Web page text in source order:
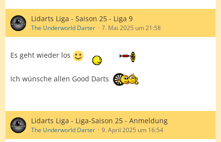
Lidarts Liga - Saison 25 - Liga 9
The Underworld Darter 7. Mai 2025 um 21:58
Es geht wieder los
Ich wünsche allen Good Darts
Lidarts Liga - Liga-Saison 25 - Anmeldung
The Underworld Darter 9. April 2025 um 16:54